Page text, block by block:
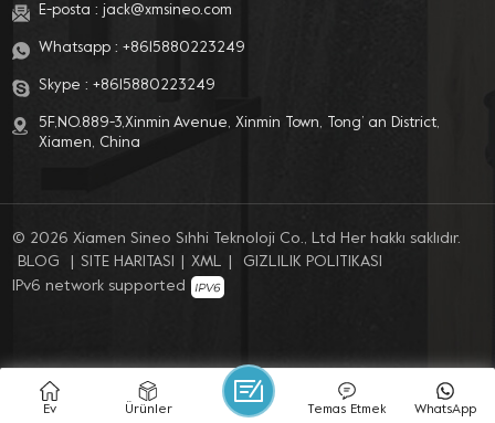
E-posta : jack@xmsineo.com
Whatsapp : +8615880223249
Skype : +8615880223249
5F,NO.889-3,Xinmin Avenue, Xinmin Town, Tong’ an District,
Xiamen, China
© 2026 Xiamen Sineo Sıhhi Teknoloji Co., Ltd Her hakkı saklıdır.
BLOG
SITE HARITASI XML
GIZLILIK POLITIKASI
IPv6 network supported
Ev Ürünler WhatsApp
Temas Etmek